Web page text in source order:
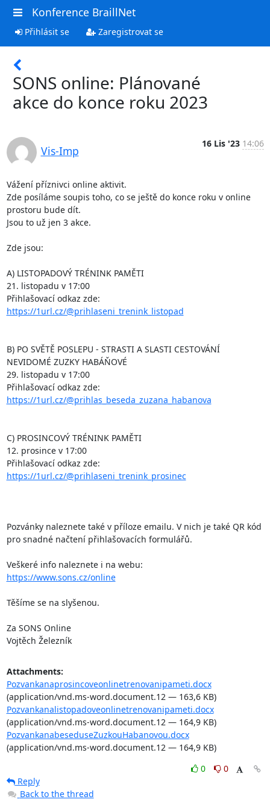
Konference BraillNet
Přihlásit se Zaregistrovat se
SONS online: Plánované
akce do konce roku 2023
Vis-Imp
16 Lis '23 14:06
Vážení příznivci online aktivit.
Zde posíláme soupis toho, co se ještě do konce roku v online
prostoru bude dít.
Jsou to už jen 3 akce.
Zde jsou:
A) LISTOPADOVÝ TRÉNINK PAMĚTI
21. listopadu v 17:00
https://1url.cz/@prihlaseni_trenink_listopad
B) PO SVĚTĚ POSLEPU - STRASTI A SLASTI CESTOVÁNÍ
NEVIDOMÉ ZUZKY HABÁŇOVÉ
29. listopadu v 17:00
https://1url.cz/@prihlas_beseda_zuzana_habanova
C) PROSINCOVÝ TRÉNINK PAMĚTI
12. prosince v 17:00
https://1url.cz/@prihlaseni_trenink_prosinec
Pozvánky naleznete také v příloze emailu. V nich je také QR kód
pro snadné načtení přihlašovacích formulářů.
https://www.sons.cz/online
Těšíme se na slyšenou.
Za SONS Online
Vojtěch Železník
Attachments:
Pozvankanaprosincoveonlinetrenovanipameti.docx
(application/vnd.ms-word.document.12 — 163,6 KB)
Pozvankanalistopadoveonlinetrenovanipameti.docx
(application/vnd.ms-word.document.12 — 164,9 KB)
PozvankanabeseduseZuzkouHabanovou.docx
(application/vnd.ms-word.document.12 — 164,9 KB)
0
0
Reply
Back to the thread